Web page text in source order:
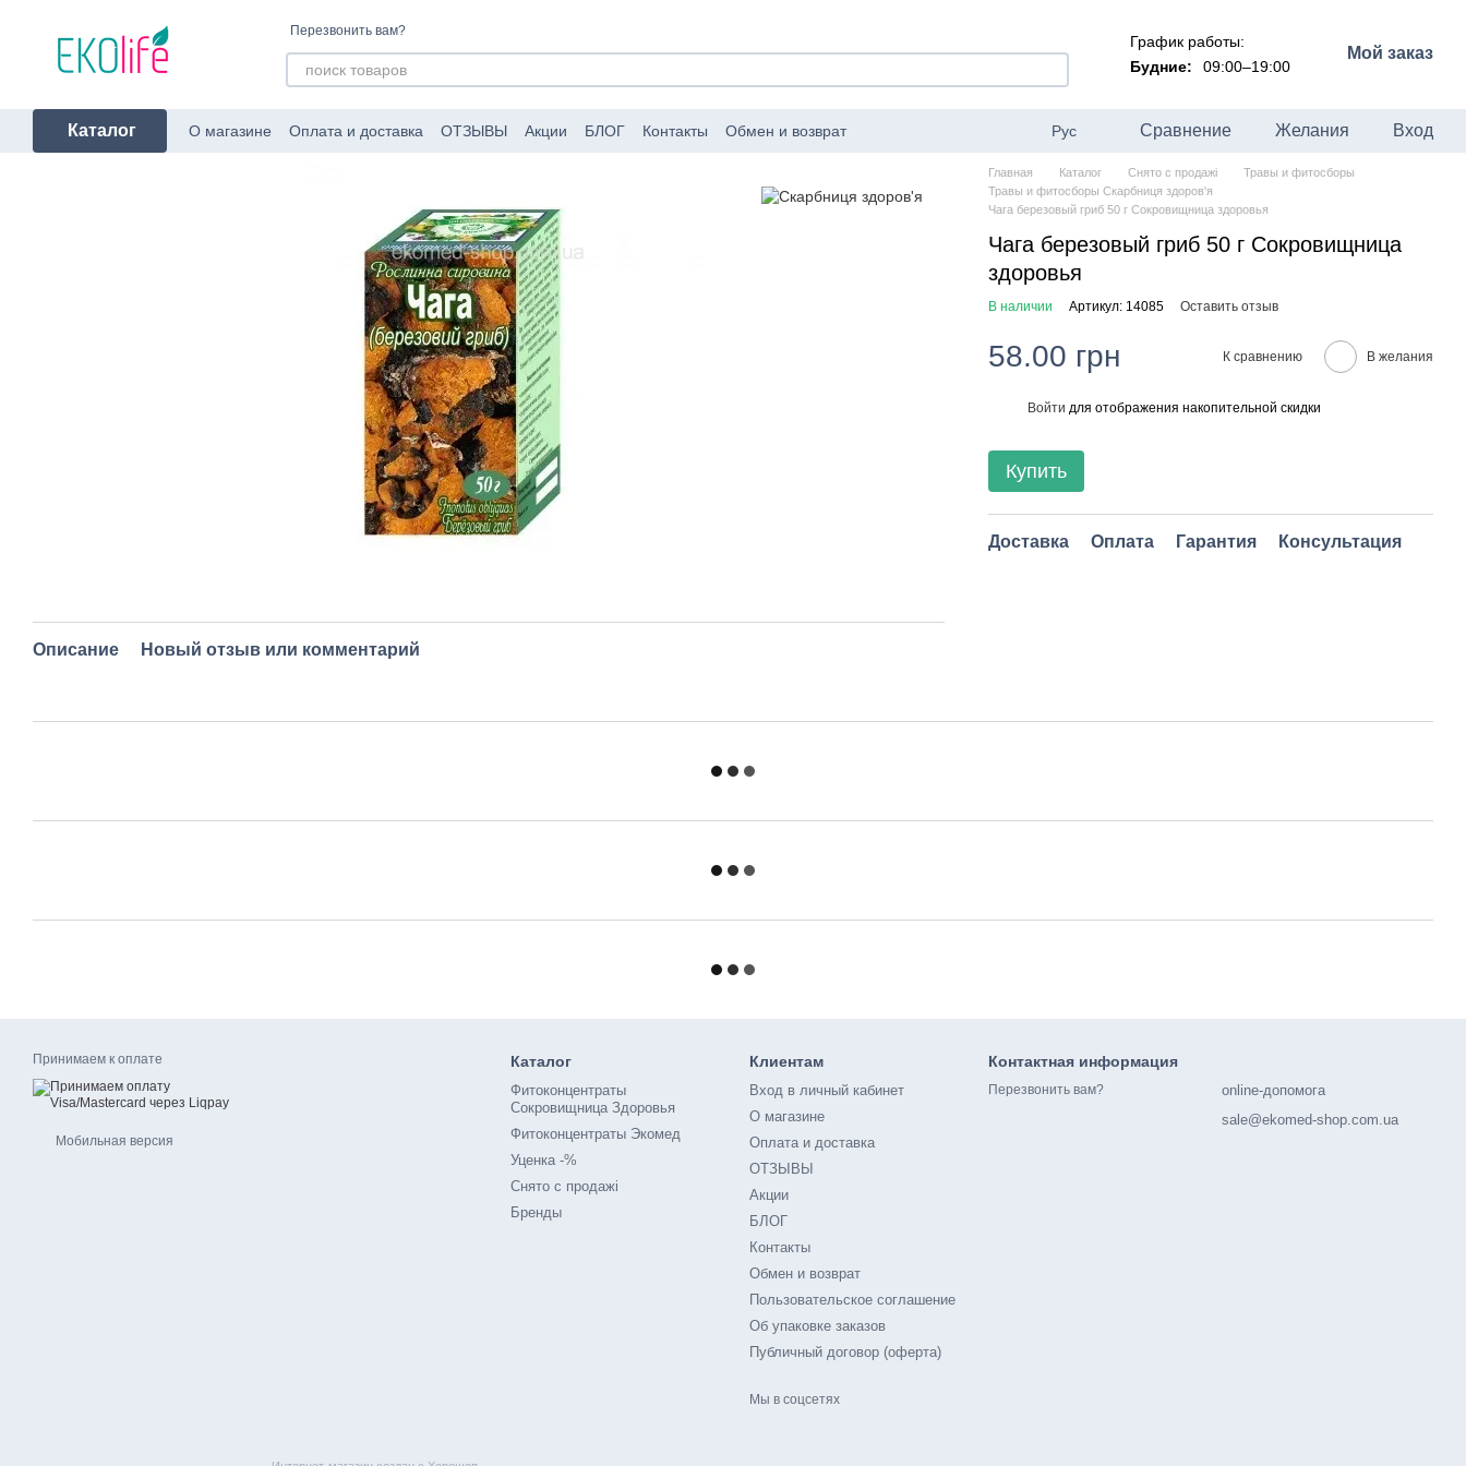
Перезвонить вам?
График работы:
Будние:
09:00–19:00
Мой заказ
Каталог О магазине Оплата и доставка ОТЗЫВЫ Акции БЛОГ Контакты
Обмен и возврат
Рус Сравнение Желания Вход
Описание Новый отзыв или комментарий
Главная Каталог Снято с продажі
Травы и фитосборы
Травы и фитосборы Скарбниця здоров'я
Чага березовый гриб 50 г Сокровищница здоровья
Чага березовый гриб 50 г Сокровищница
здоровья
В наличии Артикул: 14085 Оставить отзыв
58.00 грн К сравнению В желания
Войти для отображения накопительной скидки
Купить
Доставка Оплата Гарантия Консультация
Принимаем к оплате
Мобильная версия
Каталог
Фитоконцентраты
Сокровищница Здоровья
Фитоконцентраты Экомед
Уценка -%
Снято с продажі
Бренды
Клиентам
Вход в личный кабинет
О магазине
Оплата и доставка
ОТЗЫВЫ
Акции
БЛОГ
Контакты
Обмен и возврат
Пользовательское соглашение
Об упаковке заказов
Публичный договор (оферта)
Мы в соцсетях
Контактная информация
Перезвонить вам?
online-допомога
sale@ekomed-shop.com.ua